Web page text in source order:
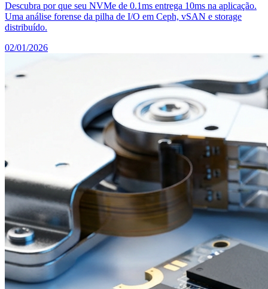
Descubra por que seu NVMe de 0.1ms entrega 10ms na aplicação.
Uma análise forense da pilha de I/O em Ceph, vSAN e storage
distribuído.
02/01/2026